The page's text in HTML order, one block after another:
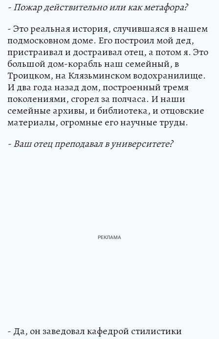
- Пожар действительно или как метафора?
- Это реальная история, случившаяся в нашем
подмосковном доме. Его построил мой дед,
пристраивал и достраивал отец, а потом я. Это
большой дом-корабль наш семейный, в
Троицком, на Клязьминском водохранилище.
И два года назад дом, построенный тремя
поколениями, сгорел за полчаса. И наши
семейные архивы, и библиотека, и отцовские
материалы, огромные его научные труды.
- Ваш отец преподавал в университете?
- Да, он заведовал кафедрой стилистики